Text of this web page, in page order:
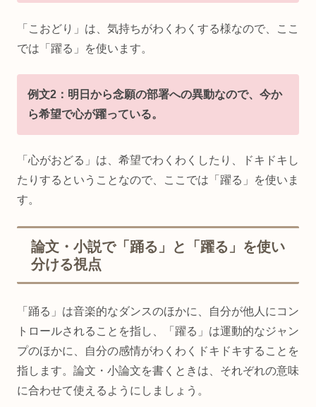
「こおどり」は、気持ちがわくわくする様なので、ここ
では「躍る」を使います。
例文2：明日から念願の部署への異動なので、今か
ら希望で心が躍っている。
「心がおどる」は、希望でわくわくしたり、ドキドキし
たりするということなので、ここでは「躍る」を使いま
す。
論文・小説で「踊る」と「躍る」を使い
分ける視点
「踊る」は音楽的なダンスのほかに、自分が他人にコン
トロールされることを指し、「躍る」は運動的なジャン
プのほかに、自分の感情がわくわくドキドキすることを
指します。論文・小論文を書くときは、それぞれの意味
に合わせて使えるようにしましょう。